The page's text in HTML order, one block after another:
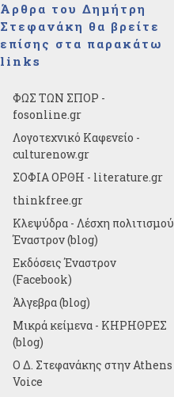
Άρθρα του Δημήτρη
Στεφανάκη θα βρείτε
επίσης στα παρακάτω
links
ΦΩΣ ΤΩΝ ΣΠΟΡ -
fosonline.gr
Λογοτεχνικό Καφενείο -
culturenow.gr
ΣΟΦΙΑ ΟΡΘΗ - literature.gr
thinkfree.gr
Κλεψύδρα - Λέσχη πολιτισμού
Έναστρον (blog)
Εκδόσεις Έναστρον
(Facebook)
Άλγεβρα (blog)
Μικρά κείμενα - ΚΗΡΗΘΡΕΣ
(blog)
Ο Δ. Στεφανάκης στην Athens
Voice